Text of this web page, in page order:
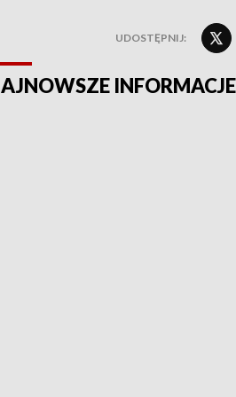
UDOSTĘPNIJ:
INFORMACJE